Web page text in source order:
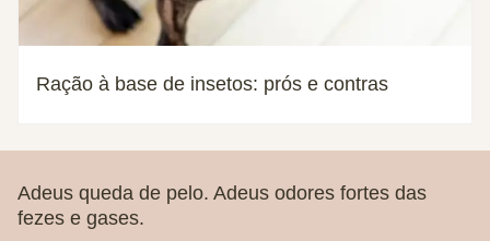
Ração à base de insetos: prós e contras
Adeus queda de pelo. Adeus odores fortes das
fezes e gases.